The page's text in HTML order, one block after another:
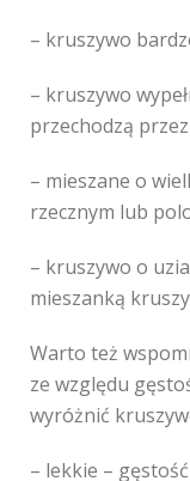
– kruszywo
– kruszywo
przechodzą
– mieszane o
rzecznym lub
– kruszywo o
mieszanką
Warto też
ze względu
wyróżnić
– lekkie –